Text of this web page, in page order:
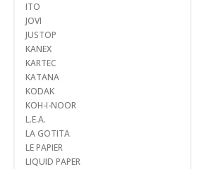
ITO
JOVI
JUSTOP
KANEX
KARTEC
KATANA
KODAK
KOH-I-NOOR
L.E.A.
LA GOTITA
LE PAPIER
LIQUID PAPER